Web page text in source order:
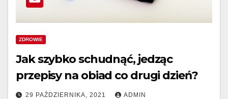
ZDROWIE
Jak szybko schudnąć, jedząc
przepisy na obiad co drugi dzień?
29 PAŹDZIERNIKA, 2021 ADMIN